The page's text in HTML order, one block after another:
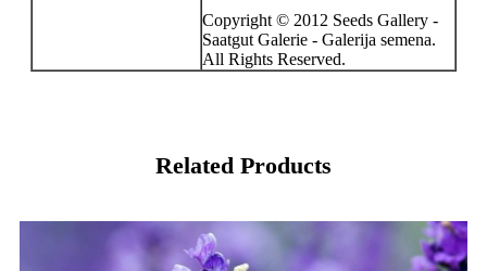
Copyright © 2012 Seeds Gallery -
Saatgut Galerie - Galerija semena.
All Rights Reserved.
Related Products